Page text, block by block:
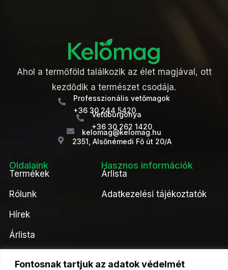
Fontosnak tartjuk az adatok védelmét
Ahol a termőföld találkozik az élet magjával, ott
kezdődik a természet csodája.
Professzionális vetőmagok
+36 30 244 5420
Vetőburgonya
+36 30 262 1420
kelomag@kelomag.hu
2351, Alsőnémedi Fő út 20/A
Oldalaink
Termékek
Rólunk
Hírek
Árlista
Hasznos információk
Árlista
Adatkezelési tájékoztatók